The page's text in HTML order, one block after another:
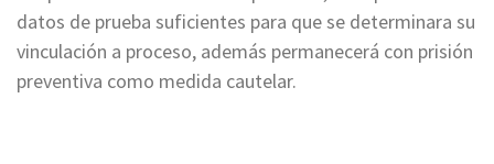
datos de prueba suficientes para que se determinara su
vinculación a proceso, además permanecerá con prisión
preventiva como medida cautelar.